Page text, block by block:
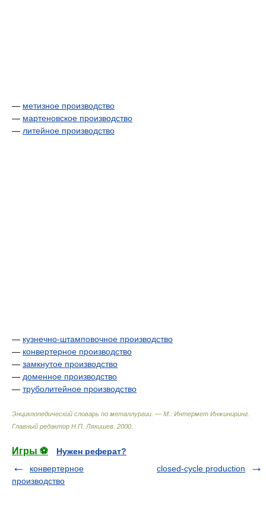
— метизное производство
— мартеновское производство
— литейное производство
— кузнечно-штамповочное производство
— конвертерное производство
— замкнутое производство
— доменное производство
— труболитейное производство
Энциклопедический словарь по металлургии. — М.: Интермет Инжиниринг
Главный редактор Н.П. Лякишев 2000
Игры ⚽
Нужен реферат?
конвертерное
производство
closed-cycle production